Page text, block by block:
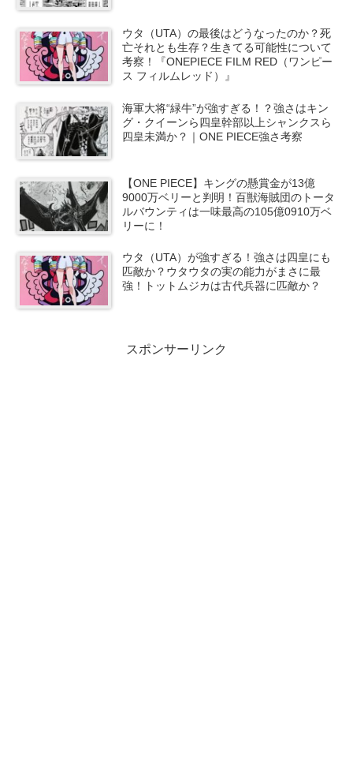
ウタ（UTA）の最後はどうなったのか？死
亡それとも生存？生きてる可能性について
考察！『ONEPIECE FILM RED（ワンピー
ス フィルムレッド）』
海軍大将“緑牛”が強すぎる！？強さはキン
グ・クイーンら四皇幹部以上シャンクスら
四皇未満か？｜ONE PIECE強さ考察
【ONE PIECE】キングの懸賞金が13億
9000万ベリーと判明！百獣海賊団のトータ
ルバウンティは一味最高の105億0910万ベ
リーに！
ウタ（UTA）が強すぎる！強さは四皇にも
匹敵か？ウタウタの実の能力がまさに最
強！トットムジカは古代兵器に匹敵か？
スポンサーリンク